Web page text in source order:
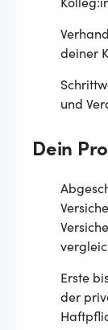
deiner
und
Dein
Erste
der